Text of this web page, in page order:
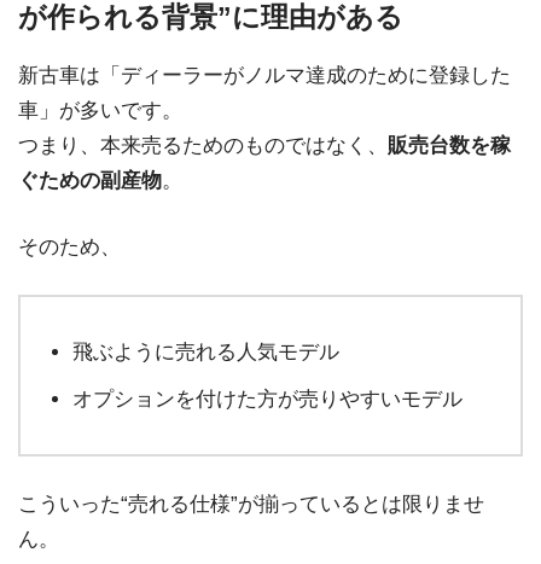
が作られる背景”に理由がある
新古車は「ディーラーがノルマ達成のために登録した
車」が多いです。
つまり、本来売るためのものではなく、 販売台数を稼
ぐための副産物。
そのため、
飛ぶように売れる人気モデル
オプションを付けた方が売りやすいモデル
こういった“売れる仕様”が揃っているとは限りませ
ん。